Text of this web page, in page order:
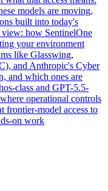
models are moving,
built into today's
view: how SentinelOne
your environment
like Glasswing,
and Anthropic's Cyber
and which ones are
class and GPT-5.5-
operational controls
frontier-model access to
on work